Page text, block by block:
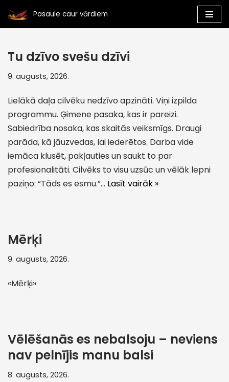
Skip
content
Pasaule caur vārdiem
Tu dzīvo svešu dzīvi
9. augusts, 2026.
Lielākā daļa cilvēku nedzīvo apzināti. Viņi izpilda
programmu. Ģimene pasaka, kas ir pareizi.
Sabiedrība nosaka, kas skaitās veiksmīgs. Draugi
parāda, kā jāuzvedas, lai iederētos. Darba vide
iemāca klusēt, pakļauties un saukt to par
profesionalitāti. Cilvēks to visu uzsūc un vēlāk lepni
paziņo: “Tāds es esmu.”… Lasīt vairāk »
Mērķi
9. augusts, 2026.
«Mērķi»
Vēlēšanās es nebalsoju – neviens
nav pelnījis manu balsi
8. augusts, 2026.